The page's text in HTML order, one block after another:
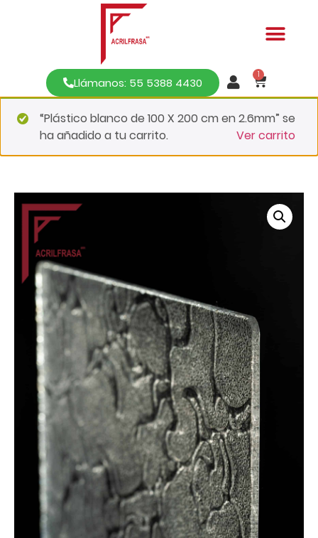
Llámanos: 55 5388 4430
1
“Plástico blanco de 100 X 200 cm en 2.6mm” se
ha añadido a tu carrito.
Ver carrito